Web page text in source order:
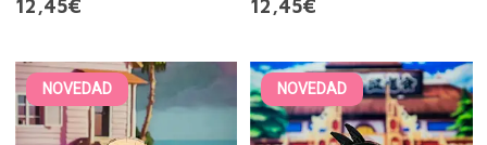
12,45€
12,45€
NOVEDAD NOVEDAD